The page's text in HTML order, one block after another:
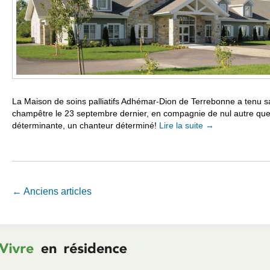
La Maison de soins palliatifs Adhémar-Dion de Terrebonne a tenu
champêtre le 23 septembre dernier, en compagnie de nul autre
déterminante, un chanteur déterminé! Lire la suite →
Navigation Article
← Anciens articles